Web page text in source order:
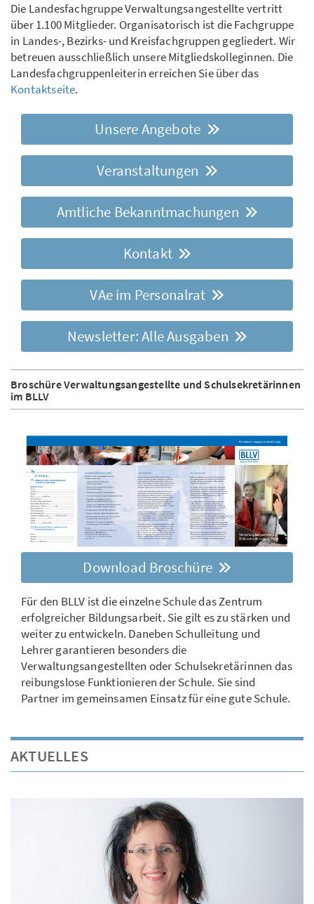
Die Landesfachgruppe Verwaltungsangestellte vertritt
über 1.100 Mitglieder. Organisatorisch ist die Fachgruppe
in Landes-, Bezirks- und Kreisfachgruppen gegliedert. Wir
betreuen ausschließlich unsere Mitgliedskolleginnen. Die
Landesfachgruppenleiterin erreichen Sie über das
Kontaktseite.
Unsere Angebote
Veranstaltungen
Amtliche Bekanntmachungen
Kontakt
VAe im Personalrat
Newsletter: Alle Ausgaben
Broschüre Verwaltungsangestellte und Schulsekretärinnen
im BLLV
Download Broschüre
Für den BLLV ist die einzelne Schule das Zentrum
erfolgreicher Bildungsarbeit. Sie gilt es zu stärken und
weiter zu entwickeln. Daneben Schulleitung und
Lehrer garantieren besonders die
Verwaltungsangestellten oder Schulsekretärinnen das
reibungslose Funktionieren der Schule. Sie sind
Partner im gemeinsamen Einsatz für eine gute Schule.
AKTUELLES